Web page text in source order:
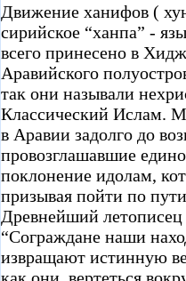
Движение ханифов (
сирийское “ханпа” -
всего принесено в
Аравийского
так они называли
Классический Ислам.
в Аравии задолго до
провозглашавшие
поклонение идолам,
призывая пойти по
Древнейший
“Сограждане наши
извращают истинную